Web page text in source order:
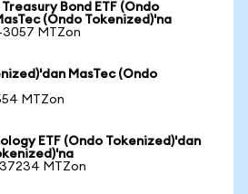
Treasury Bond ETF (Ondo
(Ondo Tokenized)'na
MTZon
MasTec (Ondo
MTZon
ETF (Ondo Tokenized)'dan
MTZon